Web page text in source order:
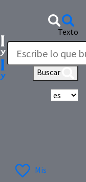
Texto
Buscar
Mis